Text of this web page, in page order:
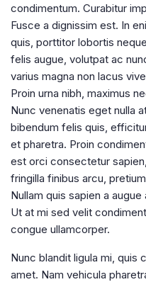
condimentum. Curabitur
Fusce a dignissim est. In
quis, porttitor lobortis
felis augue, volutpat ac
varius magna non lacus
Proin urna nibh, maximus
Nunc venenatis eget nulla
bibendum felis quis,
et pharetra. Proin
est orci consectetur
fringilla finibus arcu,
Nullam quis sapien a
Ut at mi sed velit
congue ullamcorper.
Nunc blandit ligula mi,
amet. Nam vehicula